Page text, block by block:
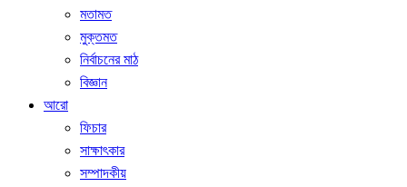
মতামত
মুক্তমত
নির্বাচনের মাঠ
বিজ্ঞান
আরো
ফিচার
সাক্ষাৎকার
সম্পাদকীয়